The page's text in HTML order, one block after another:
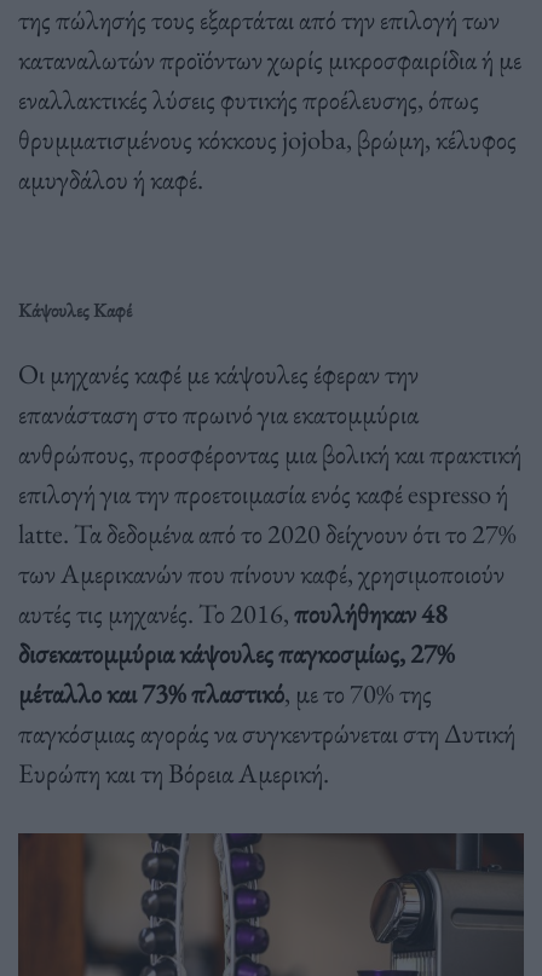
της πώλησής τους εξαρτάται από την επιλογή των
καταναλωτών προϊόντων χωρίς μικροσφαιρίδια ή με
εναλλακτικές λύσεις φυτικής προέλευσης, όπως
θρυμματισμένους κόκκους jojoba, βρώμη, κέλυφος
αμυγδάλου ή καφέ.
Κάψουλες Καφέ
Οι μηχανές καφέ με κάψουλες έφεραν την
επανάσταση στο πρωινό για εκατομμύρια
ανθρώπους, προσφέροντας μια βολική και πρακτική
επιλογή για την προετοιμασία ενός καφέ espresso ή
latte. Τα δεδομένα από το 2020 δείχνουν ότι το 27%
των Αμερικανών που πίνουν καφέ, χρησιμοποιούν
αυτές τις μηχανές. Το 2016,πουλήθηκαν 48
δισεκατομμύρια κάψουλες παγκοσμίως, 27%
μέταλλο και 73% πλαστικό, με το 70% της
παγκόσμιας αγοράς να συγκεντρώνεται στη Δυτική
Ευρώπη και τη Βόρεια Αμερική.